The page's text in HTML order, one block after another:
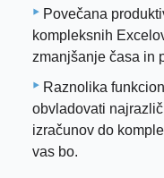
Povečana
kompleksnih
zmanjšanje časa in
Raznolika
obvladovati
izračunov do
vas bo.